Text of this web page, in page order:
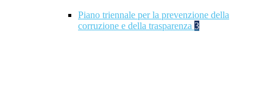
Piano triennale per la prevenzione della
corruzione e della trasparenza 3